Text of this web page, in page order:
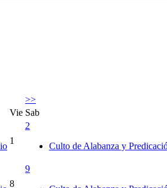
>>
Vie Sab
1
2
Culto de Alabanza y
8
9